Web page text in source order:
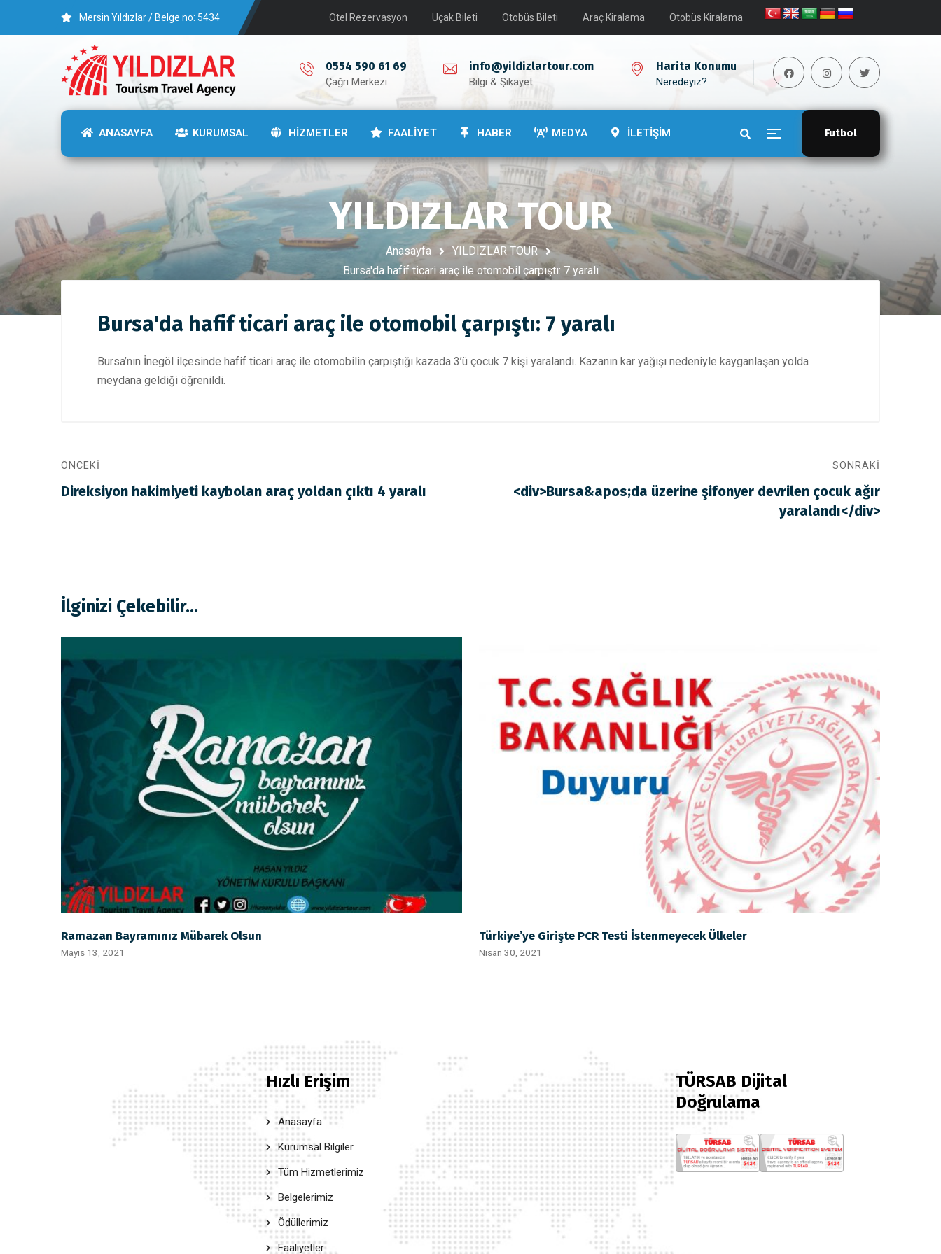
Mersin Yıldızlar / Belge no: 5434 Otel Rezervasyon Uçak Bileti Otobüs Bileti Araç Kiralama Otobüs Kiralama
0554 590 61 69
Çağrı Merkezi
info@yildizlartour.com
Bilgi & Şikayet
Harita Konumu
Neredeyiz?
Futbol
ANASAYFA KURUMSAL HİZMETLER FAALİYET HABER MEDYA İLETİŞİM
YILDIZLAR TOUR
Anasayfa
YILDIZLAR TOUR
Bursa'da hafif ticari araç ile otomobil çarpıştı: 7 yaralı
Bursa'da hafif ticari araç ile otomobil çarpıştı: 7 yaralı
Bursa’nın İnegöl ilçesinde hafif ticari araç ile otomobilin çarpıştığı kazada 3’ü çocuk 7 kişi yaralandı. Kazanın kar yağışı nedeniyle kayganlaşan yolda
meydana geldiği öğrenildi.
ÖNCEKI
Direksiyon hakimiyeti kaybolan araç yoldan çıktı 4 yaralı
SONRAKI
<div>Bursa&apos;da üzerine şifonyer devrilen çocuk ağır
yaralandı</div>
İlginizi Çekebilir...
Ramazan Bayramınız Mübarek Olsun
Mayıs 13, 2021
Türkiye’ye Girişte PCR Testi İstenmeyecek Ülkeler
Nisan 30, 2021
Hızlı Erişim
Anasayfa
Kurumsal Bilgiler
Tüm Hizmetlerimiz
Belgelerimiz
Ödüllerimiz
Faaliyetler
TÜRSAB Dijital
Doğrulama